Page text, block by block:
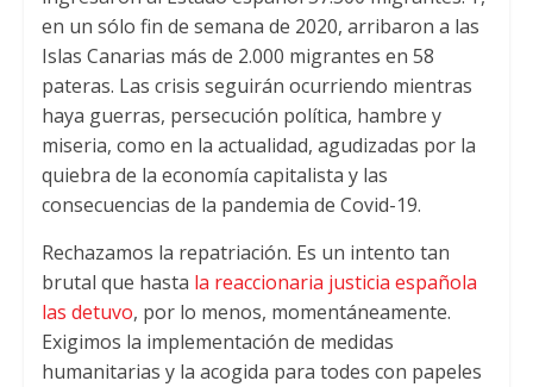
en un sólo fin de semana de 2020, arribaron a las
Islas Canarias más de 2.000 migrantes en 58
pateras. Las crisis seguirán ocurriendo mientras
haya guerras, persecución política, hambre y
miseria, como en la actualidad, agudizadas por la
quiebra de la economía capitalista y las
consecuencias de la pandemia de Covid-19.
Rechazamos la repatriación. Es un intento tan
brutal que hasta la reaccionaria justicia española
las detuvo, por lo menos, momentáneamente.
Exigimos la implementación de medidas
humanitarias y la acogida para todes con papeles